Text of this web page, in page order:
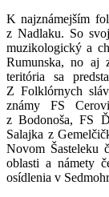
K najznámejším
z Nadlaku. So
muzikologický a
Rumunska, no aj
teritória sa
Z Folklórnych
známy FS
z Bodonoša, FS
Salajka z
Novom
oblasti a námety
osídlenia v